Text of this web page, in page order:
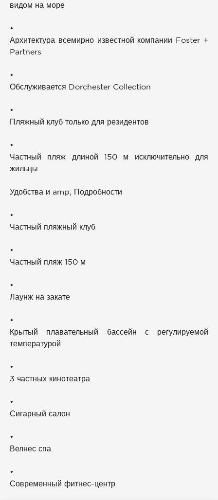
видом на море
•
Архитектура всемирно известной компании Foster +
Partners
•
Обслуживается Dorchester Collection
•
Пляжный клуб только для резидентов
•
Частный пляж длиной 150 м исключительно для
жильцы
Удобства и amp; Подробности
•
Частный пляжный клуб
•
Частный пляж 150 м
•
Лаунж на закате
•
Крытый плавательный бассейн с регулируемой
температурой
•
3 частных кинотеатра
•
Сигарный салон
•
Велнес спа
•
Современный фитнес-центр